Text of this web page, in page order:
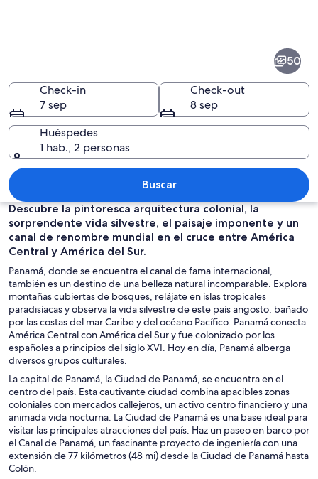
Una isla tropical con palmeras y un
50
Check-in
7 sep
Check-out
8 sep
Huéspedes
1 hab., 2 personas
Buscar
Descubre la pintoresca arquitectura colonial, la
sorprendente vida silvestre, el paisaje imponente y un
canal de renombre mundial en el cruce entre América
Central y América del Sur.
Panamá, donde se encuentra el canal de fama internacional,
también es un destino de una belleza natural incomparable. Explora
montañas cubiertas de bosques, relájate en islas tropicales
paradisíacas y observa la vida silvestre de este país angosto, bañado
por las costas del mar Caribe y del océano Pacífico. Panamá conecta
América Central con América del Sur y fue colonizado por los
españoles a principios del siglo XVI. Hoy en día, Panamá alberga
diversos grupos culturales.
La capital de Panamá, la Ciudad de Panamá, se encuentra en el
centro del país. Esta cautivante ciudad combina apacibles zonas
coloniales con mercados callejeros, un activo centro financiero y una
animada vida nocturna. La Ciudad de Panamá es una base ideal para
visitar las principales atracciones del país. Haz un paseo en barco por
el Canal de Panamá, un fascinante proyecto de ingeniería con una
extensión de 77 kilómetros (48 mi) desde la Ciudad de Panamá hasta
Colón.